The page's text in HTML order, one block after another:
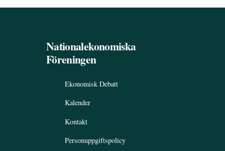
Nationalekonomiska
Föreningen
Ekonomisk Debatt
Kalender
Kontakt
Personuppgiftspolicy